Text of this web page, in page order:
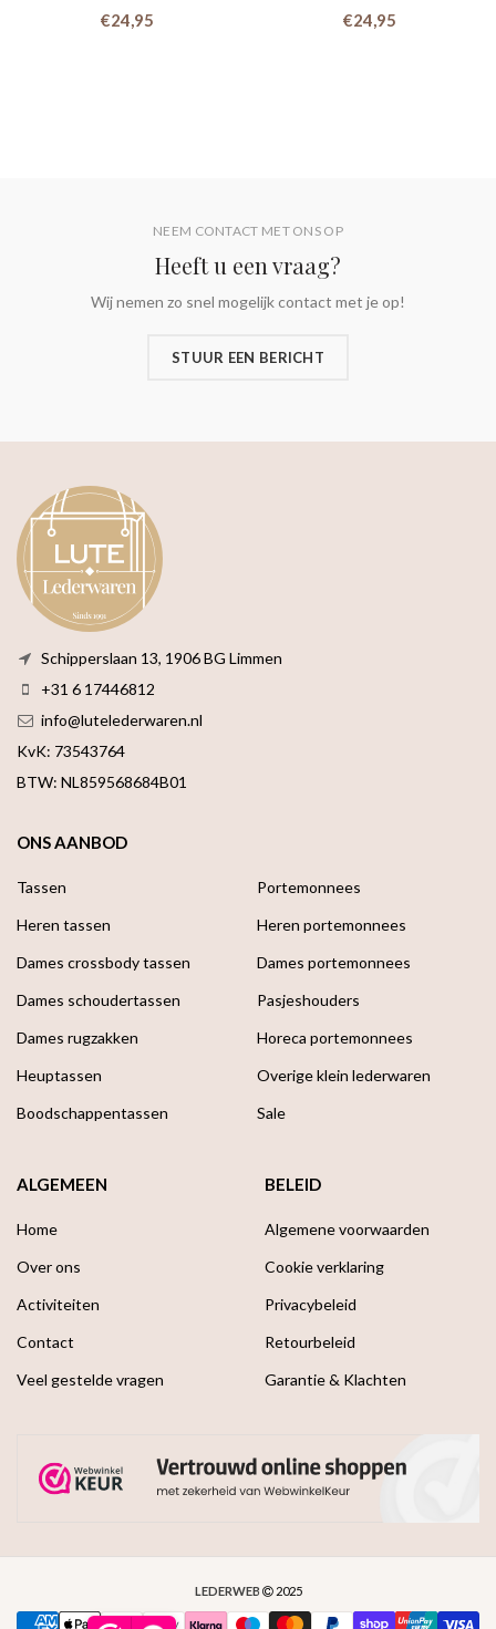
€24,95
€24,95
NEEM CONTACT MET ONS OP
Heeft u een vraag?
Wij nemen zo snel mogelijk contact met je op!
STUUR EEN BERICHT
Schipperslaan 13, 1906 BG Limmen
+31 6 17446812
info@lutelederwaren.nl
KvK: 73543764
BTW: NL859568684B01
ALGEMEEN
Home
Over ons
Activiteiten
Contact
Veel gestelde vragen
ONS AANBOD
Tassen
Heren tassen
Dames crossbody tassen
Dames schoudertassen
Dames rugzakken
Heuptassen
Boodschappen­tassen
Portemonnees
Heren portemonnees
Dames portemonnees
Pasjeshouders
Horeca portemonnees
Overige klein lederwaren
Sale
BELEID
Algemene voorwaarden
Cookie verklaring
Privacybeleid
Retourbeleid
Garantie & Klachten
LEDERWEB 2025